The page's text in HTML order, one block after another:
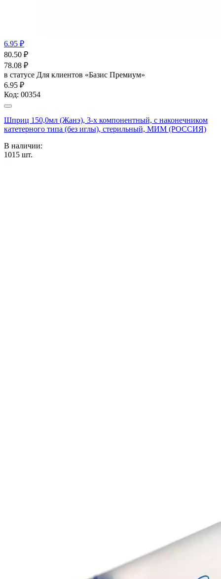
6.95 ₽
80.50 ₽
78.08 ₽
в статусе Для клиентов «Базис Премиум»
6.95 ₽
Код: 00354
Шприц 150,0мл (Жанэ), 3-х компонентный, с наконечником
катетерного типа (без иглы), стерильный, МИМ (РОССИЯ)
В наличии:
1015 шт.